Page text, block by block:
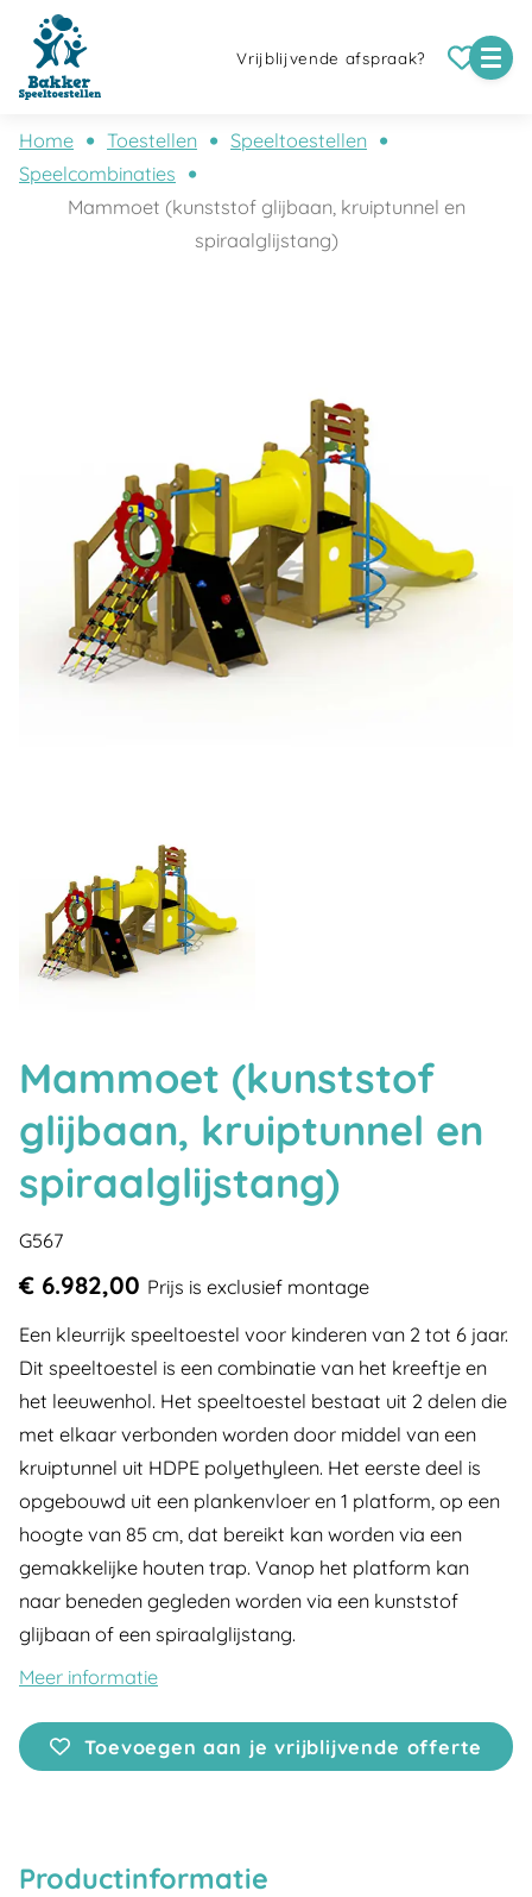
Vrijblijvende afspraak?
Home Toestellen
Speeltoestellen
Speelcombinaties
Mammoet (kunststof glijbaan, kruiptunnel en
spiraalglijstang)
Mammoet (kunststof
glijbaan, kruiptunnel en
spiraalglijstang)
G567
€ 6.982,00 Prijs is exclusief montage
Een kleurrijk speeltoestel voor kinderen van 2 tot 6 jaar.
Dit speeltoestel is een combinatie van het kreeftje en
het leeuwenhol. Het speeltoestel bestaat uit 2 delen die
met elkaar verbonden worden door middel van een
kruiptunnel uit HDPE polyethyleen. Het eerste deel is
opgebouwd uit een plankenvloer en 1 platform, op een
hoogte van 85 cm, dat bereikt kan worden via een
gemakkelijke houten trap. Vanop het platform kan
naar beneden gegleden worden via een kunststof
glijbaan of een spiraalglijstang.
Meer informatie
Toevoegen aan je vrijblijvende offerte
Productinformatie